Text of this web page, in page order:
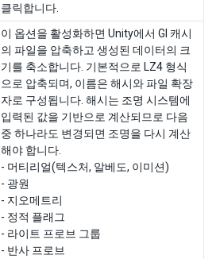
클릭합니다.
이 옵션을 활성화하면 Unity에서 GI 캐시
의 파일을 압축하고 생성된 데이터의 크
기를 축소합니다. 기본적으로 LZ4 형식
으로 압축되며, 이름은 해시와 파일 확장
자로 구성됩니다. 해시는 조명 시스템에
입력된 값을 기반으로 계산되므로 다음
중 하나라도 변경되면 조명을 다시 계산
해야 합니다.
- 머티리얼(텍스처, 알베도, 이미션)
- 광원
- 지오메트리
- 정적 플래그
- 라이트 프로브 그룹
- 반사 프로브